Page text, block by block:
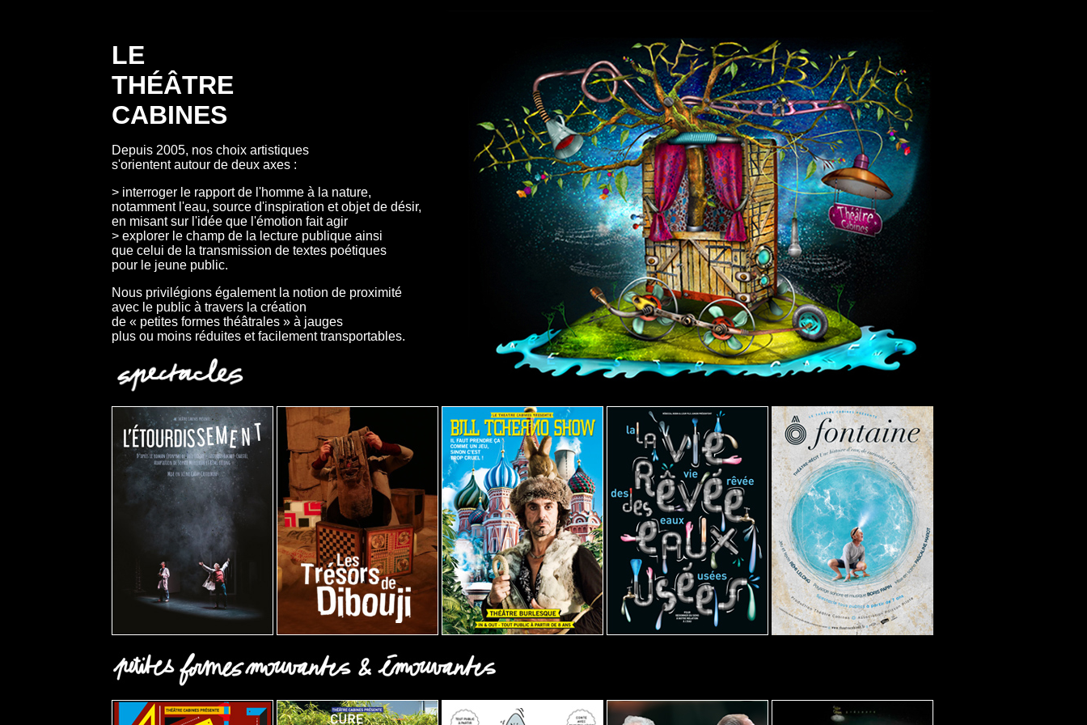
LE
THÉÂTRE
CABINES
Depuis 2005, nos choix artistiques
s'orientent autour de deux axes :
> interroger le rapport de l'homme à la nature,
notamment l'eau, source d'inspiration et objet de désir,
en misant sur l'idée que l'émotion fait agir
> explorer le champ de la lecture publique ainsi
que celui de la transmission de textes poétiques
pour le jeune public.
Nous privilégions également la notion de proximité
avec le public à travers la création
de « petites formes théâtrales » à jauges
plus ou moins réduites et facilement transportables.